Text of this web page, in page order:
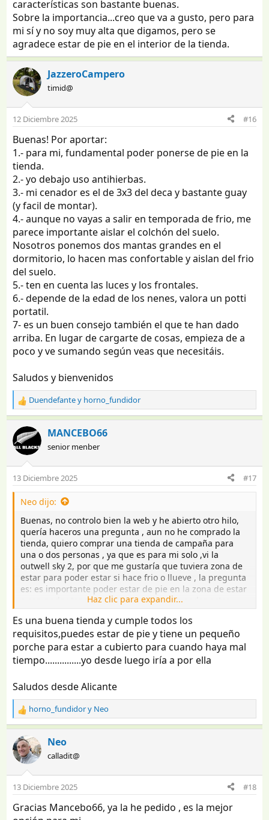
Citar Responder
Denunciar Editar
características son bastante buenas.
Sobre la importancia...creo que va a gusto, pero para
mi sí y no soy muy alta que digamos, pero se
agradece estar de pie en el interior de la tienda.
JazzeroCampero
timid@
12 Diciembre 2025 #16
Buenas! Por aportar:
1.- para mi, fundamental poder ponerse de pie en la
tienda.
2.- yo debajo uso antihierbas.
3.- mi cenador es el de 3x3 del deca y bastante guay
(y facil de montar).
4.- aunque no vayas a salir en temporada de frio, me
parece importante aislar el colchón del suelo.
Nosotros ponemos dos mantas grandes en el
dormitorio, lo hacen mas confortable y aislan del frio
del suelo.
5.- ten en cuenta las luces y los frontales.
6.- depende de la edad de los nenes, valora un potti
portatil.
7- es un buen consejo también el que te han dado
arriba. En lugar de cargarte de cosas, empieza de a
poco y ve sumando según veas que necesitáis.
Saludos y bienvenidos
R
e
a
c
c
o
n
e
Duendefantey horno_fundidor
MANCEBO66
senior menber
13 Diciembre 2025 #17
Neo dijo:
Buenas, no controlo bien la web y he abierto otro hilo,
quería haceros una pregunta , aun no he comprado la
tienda, quiero comprar una tienda de campaña para
una o dos personas , ya que es para mi solo ,vi la
outwell sky 2, por que me gustaría que tuviera zona de
estar para poder estar si hace frio o llueve , la pregunta
es: es importante poder estar de pie en la zona de estar
o con poder tener una mesa y silla para poder estar
sentado es suficiente,
gracias de antemano
Citar Responder
Denunciar
Editar
Haz clic para expandir...
Es una buena tienda y cumple todos los
requisitos,puedes estar de pie y tiene un pequeño
porche para estar a cubierto para cuando haya mal
tiempo...............yo desde luego iría a por ella
Saludos desde Alicante
R
e
a
c
c
o
n
s
horno_fundidory Neo
Neo
calladit@
13 Diciembre 2025 #18
Gracias Mancebo66, ya la he pedido , es la mejor